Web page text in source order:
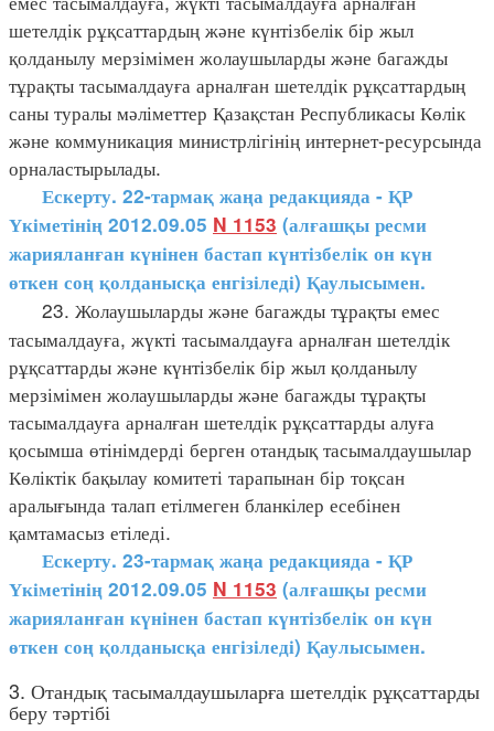
шетелдік рұқсаттардың және күнтізбелік бір жыл
қолданылу мерзімімен жолаушыларды және багажды
тұрақты тасымалдауға арналған шетелдік рұқсаттардың
саны туралы мәліметтер Қазақстан Республикасы Көлік
және коммуникация министрлігінің интернет-ресурсында
орналастырылады.
Ескерту. 22-тармақ жаңа редакцияда - ҚР
Үкіметінің 2012.09.05 N 1153 (алғашқы ресми
жарияланған күнінен бастап күнтізбелік он күн
өткен соң қолданысқа енгізіледі) Қаулысымен.
23. Жолаушыларды және багажды тұрақты емес
тасымалдауға, жүкті тасымалдауға арналған шетелдік
рұқсаттарды және күнтізбелік бір жыл қолданылу
мерзімімен жолаушыларды және багажды тұрақты
тасымалдауға арналған шетелдік рұқсаттарды алуға
қосымша өтінімдерді берген отандық тасымалдаушылар
Көліктік бақылау комитеті тарапынан бір тоқсан
аралығында талап етілмеген бланкілер есебінен
қамтамасыз етіледі.
Ескерту. 23-тармақ жаңа редакцияда - ҚР
Үкіметінің 2012.09.05 N 1153 (алғашқы ресми
жарияланған күнінен бастап күнтізбелік он күн
өткен соң қолданысқа енгізіледі) Қаулысымен.
3. Отандық тасымалдаушыларға шетелдік рұқсаттарды
беру тәртібі